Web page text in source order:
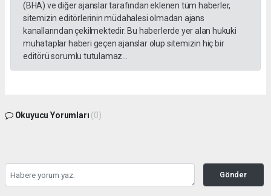
(BHA) ve diğer ajanslar tarafından eklenen tüm haberler,
sitemizin editörlerinin müdahalesi olmadan ajans
kanallarından çekilmektedir. Bu haberlerde yer alan hukuki
muhataplar haberi geçen ajanslar olup sitemizin hiç bir
editörü sorumlu tutulamaz...
Okuyucu Yorumları (0)
Gönder